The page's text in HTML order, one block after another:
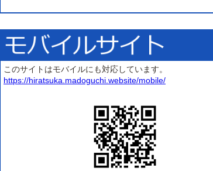
このサイトはモバイルにも対応しています。
https://hiratsuka.madoguchi.website/mobile/